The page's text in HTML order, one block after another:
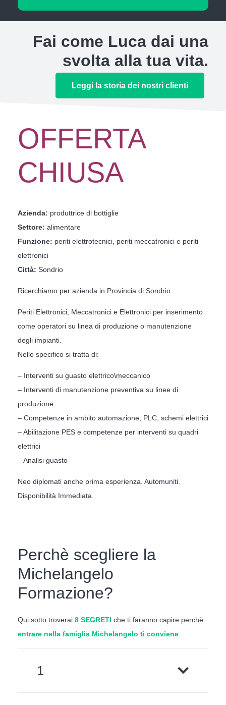
Fai come Luca dai una
svolta alla tua vita.
Leggi la storia dei nostri clienti
OFFERTA
CHIUSA
Azienda: produttrice di bottiglie
Settore: alimentare
Funzione: periti elettrotecnici, periti meccatronici e periti
elettronici
Città: Sondrio
Ricerchiamo per azienda in Provincia di Sondrio
Periti Elettronici, Meccatronici e Elettronici per inserimento
come operatori su linea di produzione o manutenzione
degli impianti.
Nello specifico si tratta di:
– Interventi su guasto elettrico\meccanico
– Interventi di manutenzione preventiva su linee di
produzione
– Competenze in ambito automazione, PLC, schemi elettrici
– Abilitazione PES e competenze per interventi su quadri
elettrici
– Analisi guasto
Neo diplomati anche prima esperienza. Automuniti.
Disponibilità Immediata.
Perchè scegliere la
Michelangelo
Formazione?
Qui sotto troverai 8 SEGRETI che ti faranno capire perchè
entrare nella famiglia Michelangelo ti conviene
1